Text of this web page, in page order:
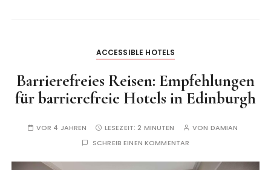
ACCESSIBLE HOTELS
Barrierefreies Reisen: Empfehlungen
für barrierefreie Hotels in Edinburgh
VOR 4 JAHREN LESEZEIT:2 MINUTEN VON DAMIAN
SCHREIB EINEN KOMMENTAR